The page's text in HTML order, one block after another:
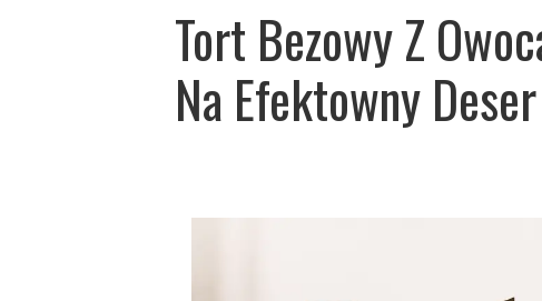
Tort Bezowy Z
Na Efektowny Deser